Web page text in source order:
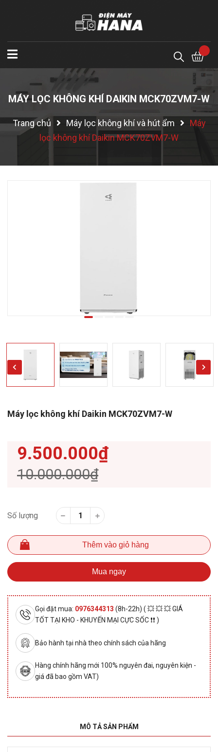
MÁY LỌC KHÔNG KHÍ DAIKIN MCK70ZVM7-W
Trang chủ Máy lọc không khí và hút ẩm
Máy
lọc không khí Daikin MCK70ZVM7-W
Máy lọc không khí Daikin MCK70ZVM7-W
9.500.000₫
10.000.000₫
Số lượng
Thêm vào giỏ hàng
Mua ngay
Gọi đặt mua: 0976344313 (8h-22h) ( 💥 💥 💥 GIÁ
TỐT TẠI KHO - KHUYẾN MẠI CỰC SỐC ❗❗ )
Bảo hành tại nhà theo chính sách của hãng
Hàng chính hãng mới 100% nguyên đai, nguyên kiện -
giá đã bao gồm VAT)
MÔ TẢ SẢN PHẨM